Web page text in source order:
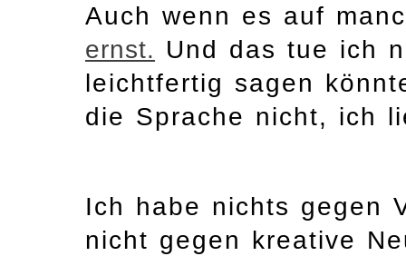
Auch wenn es auf
ernst. Und das tue ich
leichtfertig sagen
die Sprache nicht, ich
Ich habe nichts gegen
nicht gegen kreative